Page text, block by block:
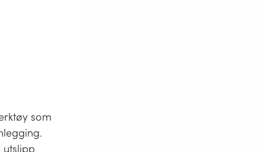
som
utslipp